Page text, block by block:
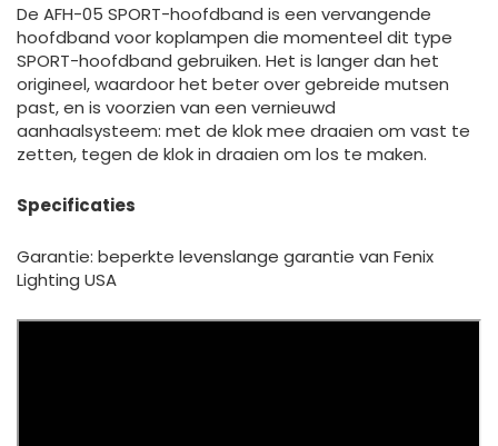
De AFH-05 SPORT-hoofdband is een vervangende
hoofdband voor koplampen die momenteel dit type
SPORT-hoofdband gebruiken. Het is langer dan het
origineel, waardoor het beter over gebreide mutsen
past, en is voorzien van een vernieuwd
aanhaalsysteem: met de klok mee draaien om vast te
zetten, tegen de klok in draaien om los te maken.
Specificaties
Garantie: beperkte levenslange garantie van Fenix
Lighting USA